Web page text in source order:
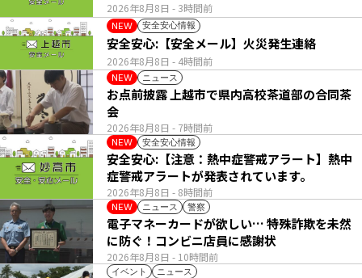
2026年8月8日 - 3時間前
NEW 安全安心情報
2026年8月8日 - 4時間前
安全安心:【安全メール】火災発生連絡
NEW ニュース
2026年8月8日 - 7時間前
お点前披露 上越市で県内高校茶道部の合同茶
会
NEW 安全安心情報
2026年8月8日 - 8時間前
安全安心:【注意：熱中症警戒アラート】熱中
症警戒アラートが発表されています。
NEW ニュース 警察
2026年8月8日 - 10時間前
電子マネーカードが欲しい… 特殊詐欺を未然
に防ぐ！コンビニ店員に感謝状
イベント ニュース